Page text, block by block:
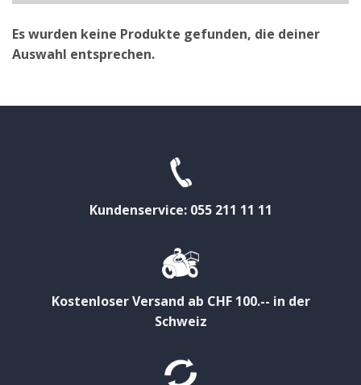
Es wurden keine Produkte gefunden, die deiner
Auswahl entsprechen.
Kundenservice: 055 211 11 11
Kostenloser Versand ab CHF 100.-- in der
Schweiz